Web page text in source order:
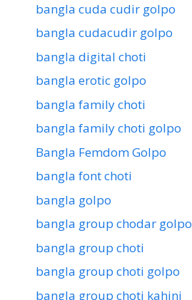
bangla cuda cudir golpo
bangla cudacudir golpo
bangla digital choti
bangla erotic golpo
bangla family choti
bangla family choti golpo
Bangla Femdom Golpo
bangla font choti
bangla golpo
bangla group chodar golpo
bangla group choti
bangla group choti golpo
bangla group choti kahini